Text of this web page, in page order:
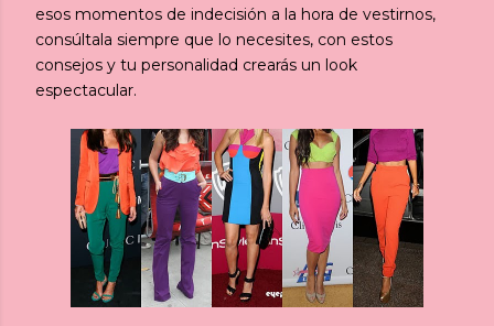
esos momentos de indecisión a la hora de vestirnos,
consúltala siempre que lo necesites, con estos
consejos y tu personalidad crearás un look
espectacular.